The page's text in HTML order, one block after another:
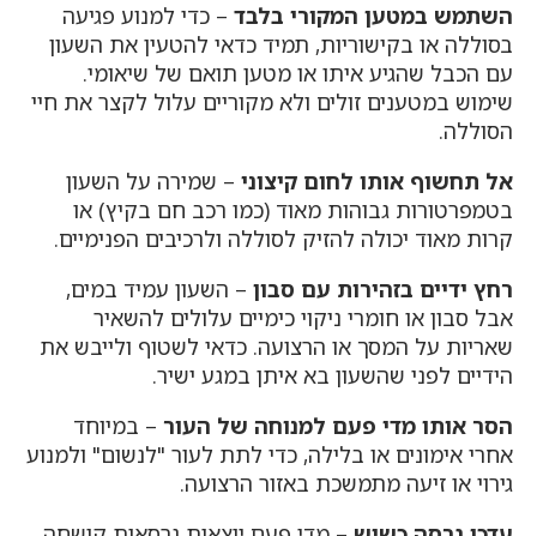
השתמש במטען המקורי בלבד – כדי למנוע פגיעה
בסוללה או בקישוריות, תמיד כדאי להטעין את השעון
עם הכבל שהגיע איתו או מטען תואם של שיאומי.
שימוש במטענים זולים ולא מקוריים עלול לקצר את חיי
הסוללה.
אל תחשוף אותו לחום קיצוני – שמירה על השעון
בטמפרטורות גבוהות מאוד (כמו רכב חם בקיץ) או
קרות מאוד יכולה להזיק לסוללה ולרכיבים הפנימיים.
רחץ ידיים בזהירות עם סבון – השעון עמיד במים,
אבל סבון או חומרי ניקוי כימיים עלולים להשאיר
שאריות על המסך או הרצועה. כדאי לשטוף ולייבש את
הידיים לפני שהשעון בא איתן במגע ישיר.
הסר אותו מדי פעם למנוחה של העור – במיוחד
אחרי אימונים או בלילה, כדי לתת לעור "לנשום" ולמנוע
גירוי או זיעה מתמשכת באזור הרצועה.